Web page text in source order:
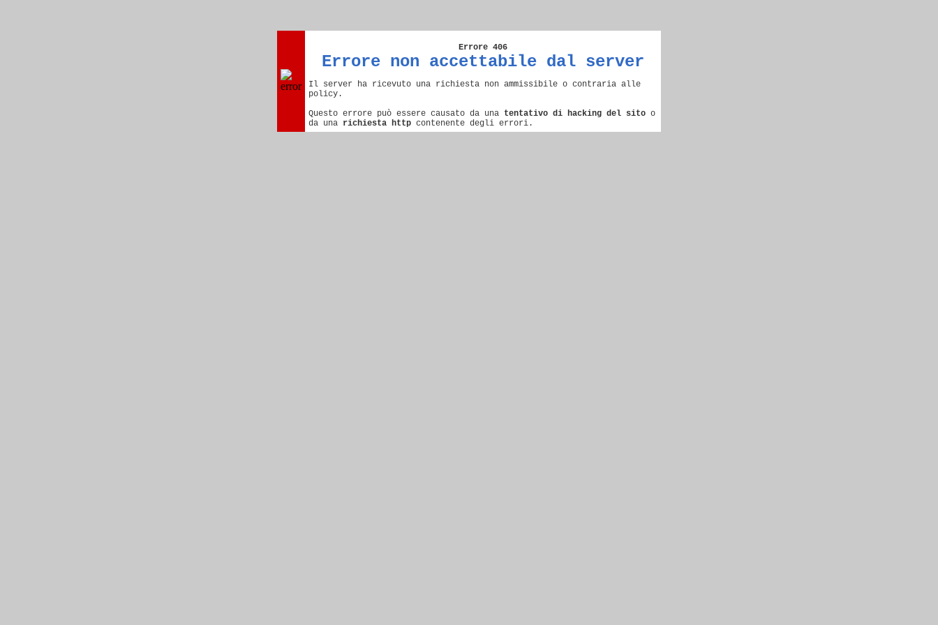
Errore 406
Errore non accettabile dal server
Il server ha ricevuto una richiesta non ammissibile o contraria alle
policy.
Questo errore può essere causato da una tentativo di hacking del sito o
da una richiesta http contenente degli errori.